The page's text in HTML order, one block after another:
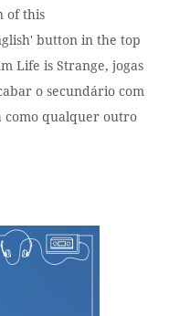
of this
button in the top
Life is Strange, jogas
o secundário com
como qualquer outro